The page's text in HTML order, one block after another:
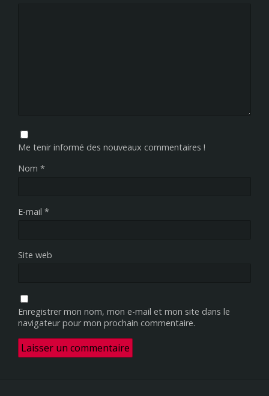
Me tenir informé des nouveaux commentaires !
Nom *
E-mail *
Site web
Enregistrer mon nom, mon e-mail et mon site dans le
navigateur pour mon prochain commentaire.